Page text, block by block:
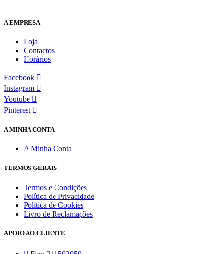
A EMPRESA
Loja
Contactos
Horários
Facebook
Instagram
Youtube
Pinterest
A MINHA CONTA
A Minha Conta
TERMOS GERAIS
Termos e Condições
Política de Privacidade
Política de Cookies
Livro de Reclamações
APOIO AO CLIENTE